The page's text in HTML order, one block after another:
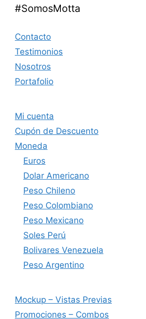
#SomosMotta
Contacto
Testimonios
Nosotros
Portafolio
Mi cuenta
Cupón de Descuento
Moneda
Euros
Dolar Americano
Peso Chileno
Peso Colombiano
Peso Mexicano
Soles Perú
Bolivares Venezuela
Peso Argentino
Mockup – Vistas Previas
Promociones – Combos